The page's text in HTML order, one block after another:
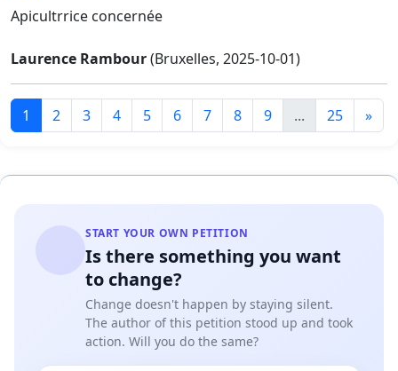
Apicultrrice concernée
Laurence Rambour(Bruxelles, 2025-10-01)
1 2 3 4 5 6 7 8 9 ... 25 »
START YOUR OWN PETITION
Is there something you want
to change?
Change doesn't happen by staying silent.
The author of this petition stood up and took
action. Will you do the same?